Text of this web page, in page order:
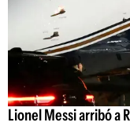
Lionel Messi arribó a